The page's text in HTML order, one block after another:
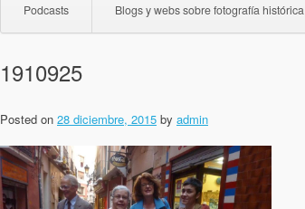
Podcasts Blogs y webs sobre fotografía histórica
1910925
Posted on 28 diciembre, 2015 by admin